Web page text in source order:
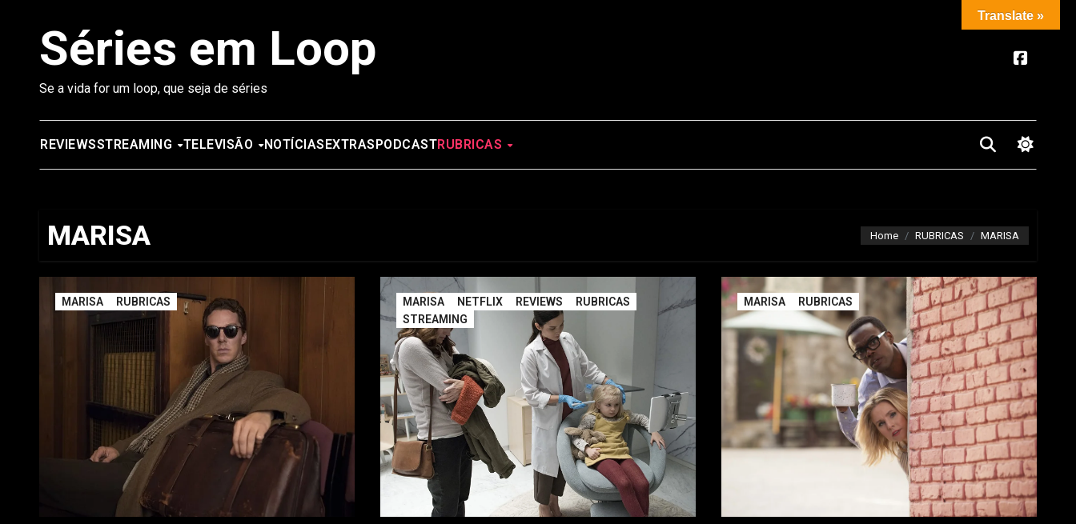
Séries em Loop
Se a vida for um loop, que seja de séries
REVIEWSSTREAMING TELEVISÃO NOTÍCIASEXTRASPODCASTRUBRICAS
MARISA Home RUBRICAS MARISA
MARISA RUBRICAS MARISA NETFLIX REVIEWS
RUBRICAS
STREAMING
MARISA RUBRICAS
Translate »